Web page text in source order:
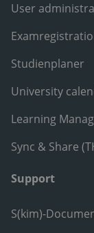
User
Studienplaner
University
Learning
Sync & Share
Support
S(kim)-